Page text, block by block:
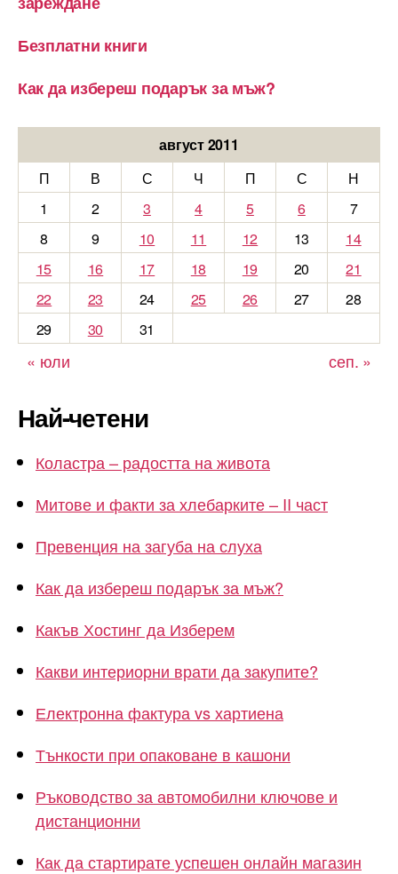
Безплатни книги
Как да избереш подарък за мъж?
август 2011
П
В С Ч П С
Н
1
2 3 4 5 6
7
8
9 10 11 12 13
14
15
16 17 18 19 20
21
22
23 24 25 26 27
28
29
30 31
« юли сеп. »
Най-четени
Коластра – радостта на живота
Митове и факти за хлебарките – II част
Превенция на загуба на слуха
Как да избереш подарък за мъж?
Какъв Хостинг да Изберем
Какви интериорни врати да закупите?
Електронна фактура vs хартиена
Тънкости при опаковане в кашони
Ръководство за автомобилни ключове и
дистанционни
Как да стартирате успешен онлайн магазин